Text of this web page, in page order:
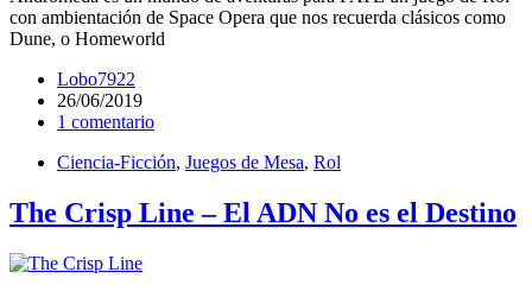
con ambientación de Space Opera que nos recuerda clásicos como
Dune, o Homeworld
Lobo7922
26/06/2019
1 comentario
Ciencia-Ficción, Juegos de Mesa, Rol
The Crisp Line – El ADN No es el Destino